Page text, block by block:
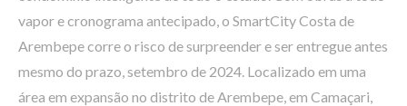
vapor e cronograma antecipado, o SmartCity Costa de
Arembepe corre o risco de surpreender e ser entregue antes
mesmo do prazo, setembro de 2024. Localizado em uma
área em expansão no distrito de Arembepe, em Camaçari,